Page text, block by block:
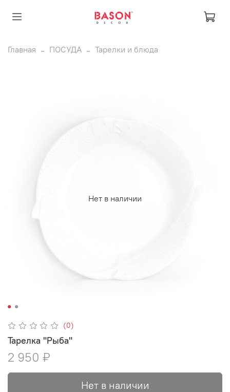
Главная ПОСУДА Тарелки и блюда
Нет в наличии
(0)
Тарелка "Рыба"
2 950 ₽
Нет в наличии